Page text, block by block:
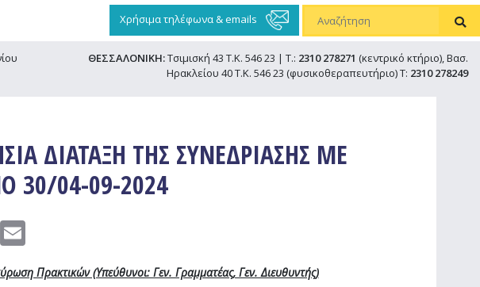
Χρήσιμα τηλέφωνα & emails
ΘΕΣΣΑΛΟΝΙΚΗ:Τσιμισκή 43 Τ.Κ. 546 23 | Τ.: 2310 278271 (κεντρικό κτήριο), Βασ.
Ηρακλείου 40 Τ.Κ. 546 23 (φυσικοθεραπευτήριο) Τ: 2310 278249
ΔΙΑΤΑΞΗ ΤΗΣ ΣΥΝΕΔΡΙΑΣΗΣ ΜΕ
30/04-09-2024
Email
Πρακτικών (Υπεύθυνοι: Γεν. Γραμματέας, Γεν. Διευθυντής)